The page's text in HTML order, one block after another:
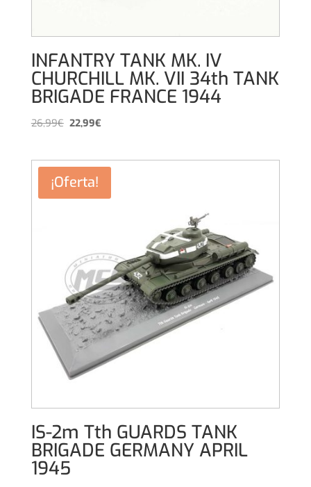
INFANTRY TANK MK. IV
CHURCHILL MK. VII 34th TANK
BRIGADE FRANCE 1944
26,99€El
era:
26,99€.
22,99€El
es:
¡Oferta!
IS-2m Tth GUARDS TANK
BRIGADE GERMANY APRIL
1945